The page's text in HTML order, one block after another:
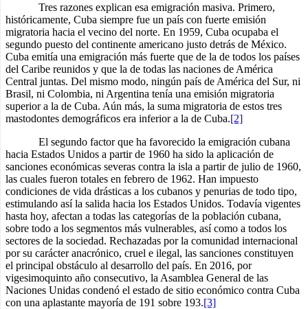
Tres razones explican esa emigración masiva. Primero,
históricamente, Cuba siempre fue un país con fuerte emisión
migratoria hacia el vecino del norte. En 1959, Cuba ocupaba el
segundo puesto del continente americano justo detrás de México.
Cuba emitía una emigración más fuerte que de la de todos los países
del Caribe reunidos y que la de todas las naciones de América
Central juntas. Del mismo modo, ningún país de América del Sur, ni
Brasil, ni Colombia, ni Argentina tenía una emisión migratoria
superior a la de Cuba. Aún más, la suma migratoria de estos tres
mastodontes demográficos era inferior a la de Cuba.[2]
El segundo factor que ha favorecido la emigración cubana
hacia Estados Unidos a partir de 1960 ha sido la aplicación de
sanciones económicas severas contra la isla a partir de julio de 1960,
las cuales fueron totales en febrero de 1962. Han impuesto
condiciones de vida drásticas a los cubanos y penurias de todo tipo,
estimulando así la salida hacia los Estados Unidos. Todavía vigentes
hasta hoy, afectan a todas las categorías de la población cubana,
sobre todo a los segmentos más vulnerables, así como a todos los
sectores de la sociedad. Rechazadas por la comunidad internacional
por su carácter anacrónico, cruel e ilegal, las sanciones constituyen
el principal obstáculo al desarrollo del país. En 2016, por
vigesimoquinto año consecutivo, la Asamblea General de las
Naciones Unidas condenó el estado de sitio económico contra Cuba
con una aplastante mayoría de 191 sobre 193.[3]